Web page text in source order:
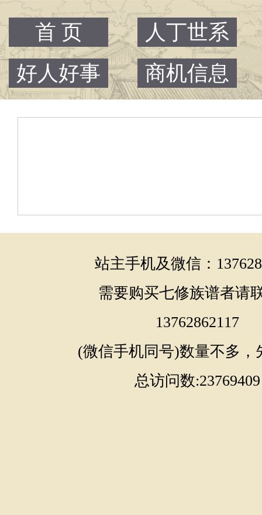
首 页
人丁世系
好人好事
商机信息
站主手机及微信：
需要购买七修族谱者请
13762862117
(微信手机同号)数量不多，
总访问数:23769409